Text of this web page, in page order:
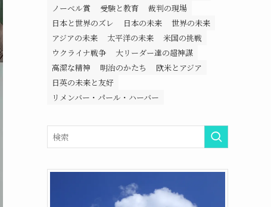
ノーベル賞
受験と教育
裁判の現場
日本と世界のズレ
日本の未来
世界の未来
アジアの未来
太平洋の未来
米国の挑戦
ウクライナ戦争
大リーダー達の超神謀
高潔な精神
明治のかたち
欧米とアジア
日英の未来と友好
リメンバー・パール・ハーバー